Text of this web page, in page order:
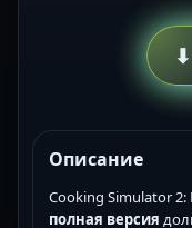
⬇
Описание
Cooking Simulator
полная версия